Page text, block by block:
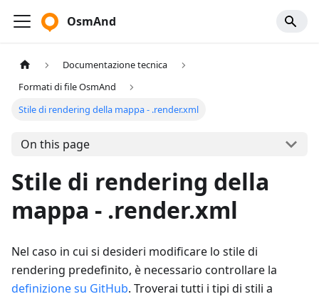
OsmAnd
Documentazione tecnica
Formati di file OsmAnd
Stile di rendering della mappa - .render.xml
On this page
Stile di rendering della
mappa - .render.xml
Nel caso in cui si desideri modificare lo stile di
rendering predefinito, è necessario controllare la
definizione su GitHub. Troverai tutti i tipi di stili a